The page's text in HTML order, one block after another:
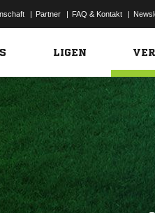
| Partner | FAQ & Kontakt |
LIGEN